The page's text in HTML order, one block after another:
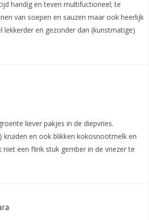
handig en teven multifuctioneel; te
van soepen en sauzen maar ook heerlijk
lekkerder en gezonder dan (kunstmatige)
liever pakjes in de diepvries.
kruiden en ook blikken kokosnootmelk en
niet een flink stuk gember in de vriezer te